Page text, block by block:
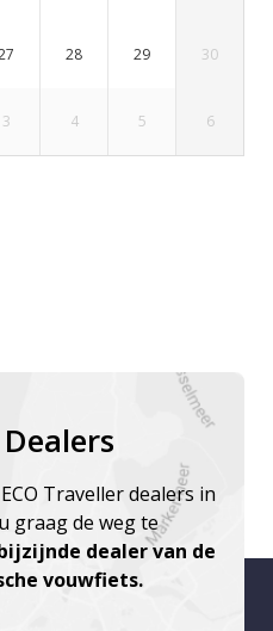
28 29 30
3 4 5 6
Traveller dealers in
graag de weg te
dealer van de
vouwfiets.